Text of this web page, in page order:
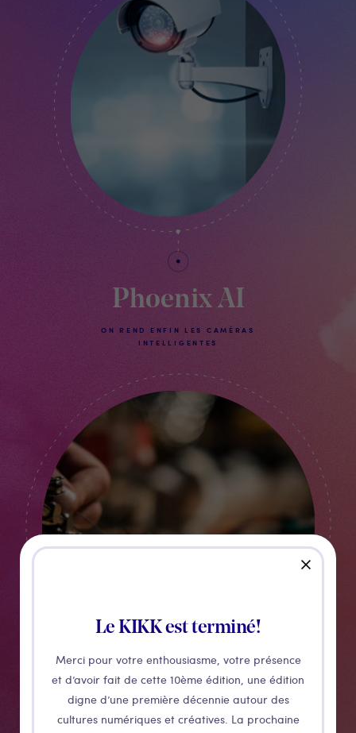
Le KIKK est terminé!
Merci pour votre enthousiasme, votre présence
et d’avoir fait de cette 10ème édition, une édition
digne d’une première décennie autour des
cultures numériques et créatives. La prochaine
close
Phoenix AI
ON REND ENFIN LES CAMÉRAS
INTELLIGENTES